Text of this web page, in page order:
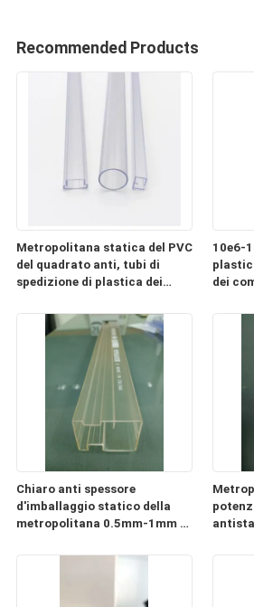
Recommended Products
Metropolitana statica del PVC
del quadrato anti, tubi di
spedizione di plastica dei
10e6-
dei
Chiaro anti spessore
d'imballaggio statico della
metropolitana 0.5mm-1mm di
metropolitana